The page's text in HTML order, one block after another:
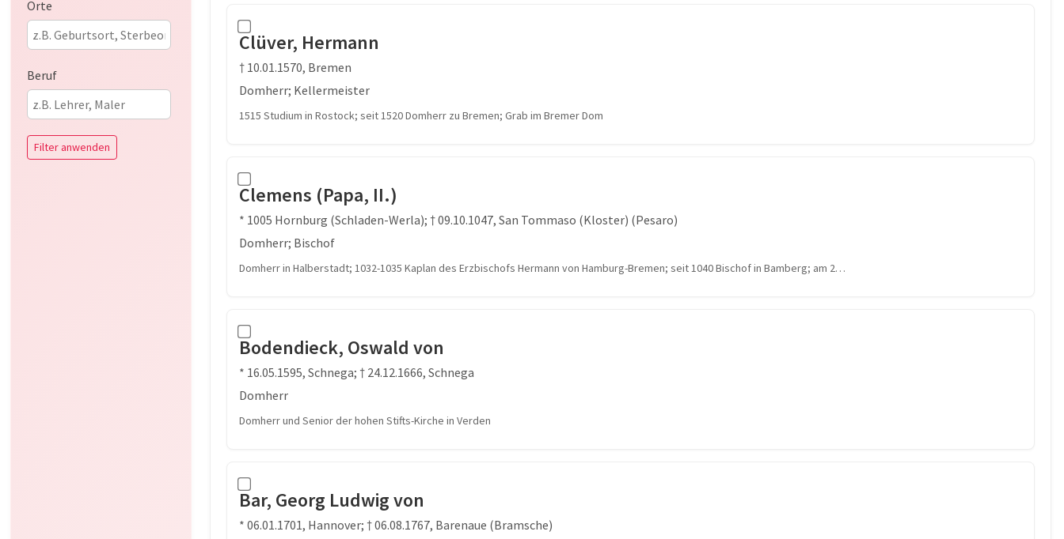
Orte
Beruf
Filter anwenden
Clüver, Hermann
† 10.01.1570, Bremen
Domherr; Kellermeister
1515 Studium in Rostock; seit 1520 Domherr zu Bremen; Grab im Bremer Dom
Clemens (Papa, II.)
* 1005 Hornburg (Schladen-Werla); † 09.10.1047, San Tommaso (Kloster) (Pesaro)
Domherr; Bischof
Domherr in Halberstadt; 1032-1035 Kaplan des Erzbischofs Hermann von Hamburg-Bremen; seit 1040 Bischof in Bamberg; am 2…
Bodendieck, Oswald von
* 16.05.1595, Schnega; † 24.12.1666, Schnega
Domherr
Domherr und Senior der hohen Stifts-Kirche in Verden
Bar, Georg Ludwig von
* 06.01.1701, Hannover; † 06.08.1767, Barenaue (Bramsche)